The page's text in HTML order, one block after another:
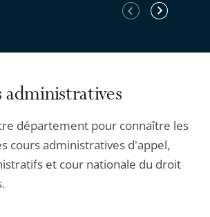
Élément
précédent
Élément
suivant
administratives
département pour connaître les
cours administratives d'appel,
et cour nationale du droit